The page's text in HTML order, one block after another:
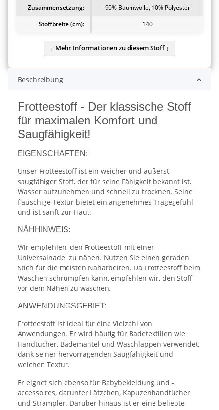
Zusammensetzung:
90% Baumwolle, 10% Polyester
Stoffbreite (cm):
140
Beschreibung
Frotteestoff - Der klassische Stoff
für maximalen Komfort und
Saugfähigkeit!
EIGENSCHAFTEN:
Unser Frotteestoff ist ein weicher und äußerst
saugfähiger Stoff, der für seine Fähigkeit bekannt ist,
Wasser aufzunehmen und schnell zu trocknen. Seine
flauschige Textur bietet ein angenehmes Tragegefühl
und ist sanft zur Haut.
NÄHHINWEIS:
Wir empfehlen, den Frotteestoff mit einer
Universalnadel zu nähen. Nutzen Sie einen geraden
Stich für die meisten Näharbeiten. Da Frotteestoff beim
Waschen schrumpfen kann, empfehlen wir, den Stoff
vor dem Nähen zu waschen.
ANWENDUNGSGEBIET:
Frotteestoff ist ideal für eine Vielzahl von
Anwendungen. Er wird häufig für Badetextilien wie
Handtücher, Bademäntel und Waschlappen verwendet,
dank seiner hervorragenden Saugfähigkeit und
weichen Textur.
Er eignet sich ebenso für Babybekleidung und -
accessoires, darunter Lätzchen, Kapuzenhandtücher
und Strampler. Darüber hinaus ist er eine beliebte